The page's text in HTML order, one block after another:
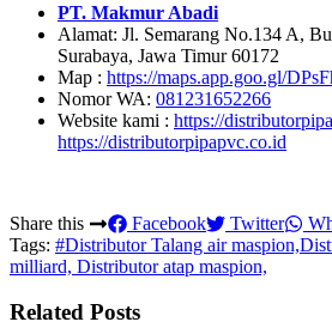
PT. Makmur Abadi
Alamat: Jl. Semarang No.134 A,
Surabaya, Jawa Timur 60172
Map : https://maps.app.goo.gl/
Nomor WA: 081231652266
Website kami : https://
https://distributorpipapvc.co.id
Share this Facebook Twitter
Tags: #Distributor Talang air
milliard, Distributor atap maspion,
Related Posts